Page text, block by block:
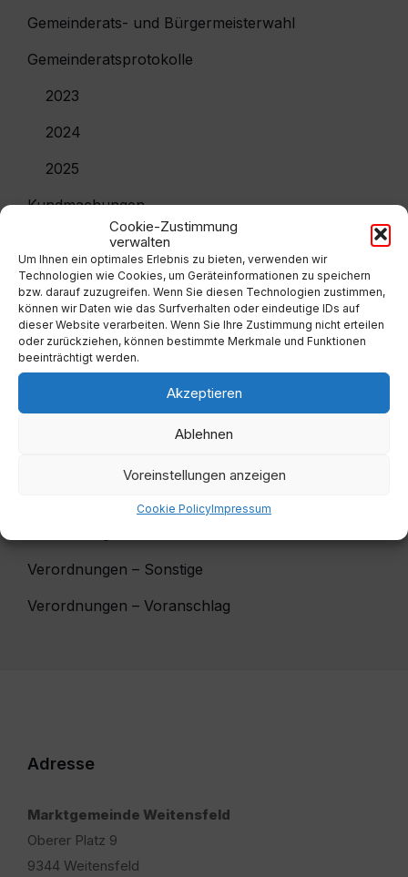
Cookie-Zustimmung
verwalten
Um Ihnen ein optimales Erlebnis zu bieten, verwenden wir
Technologien wie Cookies, um Geräteinformationen zu speichern
bzw. darauf zuzugreifen. Wenn Sie diesen Technologien zustimmen,
können wir Daten wie das Surfverhalten oder eindeutige IDs auf
dieser Website verarbeiten. Wenn Sie Ihre Zustimmung nicht erteilen
oder zurückziehen, können bestimmte Merkmale und Funktionen
beeinträchtigt werden.
Akzeptieren
Ablehnen
Voreinstellungen anzeigen
Cookie PolicyImpressum
Gemeinderats- und Bürgermeisterwahl
Gemeinderatsprotokolle
2023
2024
2025
Kundmachungen
Volksbegehren
Wahlen
Verodnungen
Müllentsorgung
Verordnungen – Sonstige
Verordnungen – Voranschlag
Adresse
Marktgemeinde Weitensfeld
Oberer Platz 9
9344 Weitensfeld